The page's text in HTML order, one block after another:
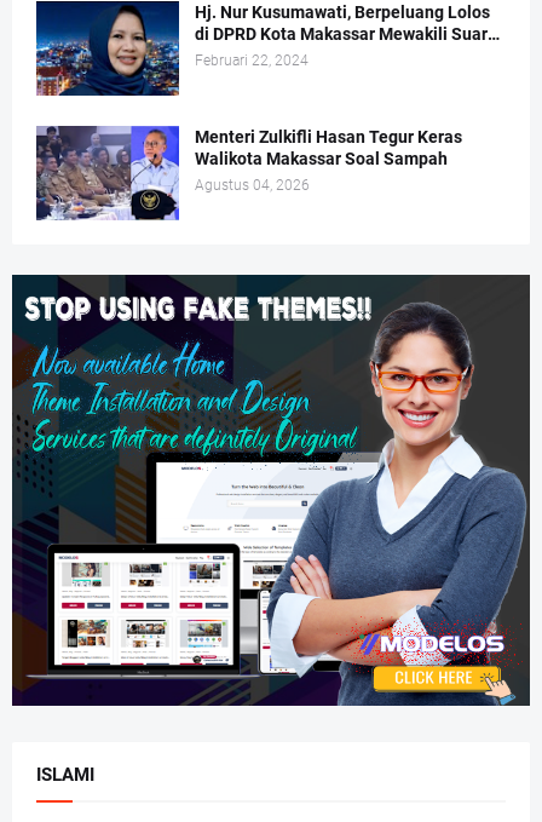
Hj. Nur Kusumawati, Berpeluang Lolos
di DPRD Kota Makassar Mewakili Suara
Perempuan Dapil 2
Februari 22, 2024
Menteri Zulkifli Hasan Tegur Keras
Walikota Makassar Soal Sampah
Agustus 04, 2026
ISLAMI